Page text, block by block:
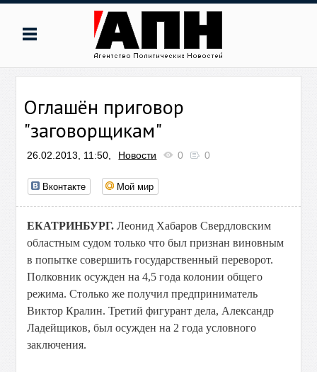
Оглашён приговор
"заговорщикам"
26.02.2013, 11:50, Новости 0 0
Вконтакте Мой мир
ЕКАТРИНБУРГ. Леонид Хабаров Свердловским
областным судом только что был признан виновным
в попытке совершить государственный переворот.
Полковник осужден на 4,5 года колонии общего
режима. Столько же получил предприниматель
Виктор Кралин. Третий фигурант дела, Александр
Ладейщиков, был осужден на 2 года условного
заключения.